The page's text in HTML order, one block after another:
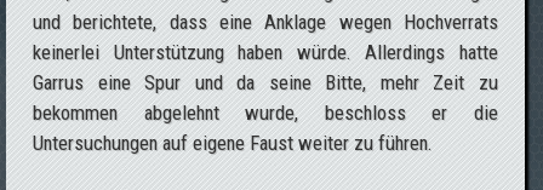
und berichtete, dass eine Anklage wegen Hochverrats
keinerlei Unterstützung haben würde. Allerdings hatte
Garrus eine Spur und da seine Bitte, mehr Zeit zu
bekommen abgelehnt wurde, beschloss er die
Untersuchungen auf eigene Faust weiter zu führen.